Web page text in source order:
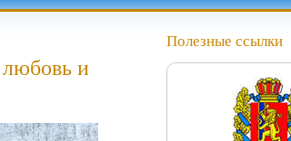
и
Полезные ссылки